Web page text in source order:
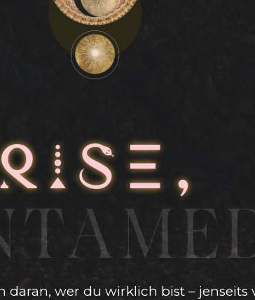
daran, wer du wirklich bist – jenseits